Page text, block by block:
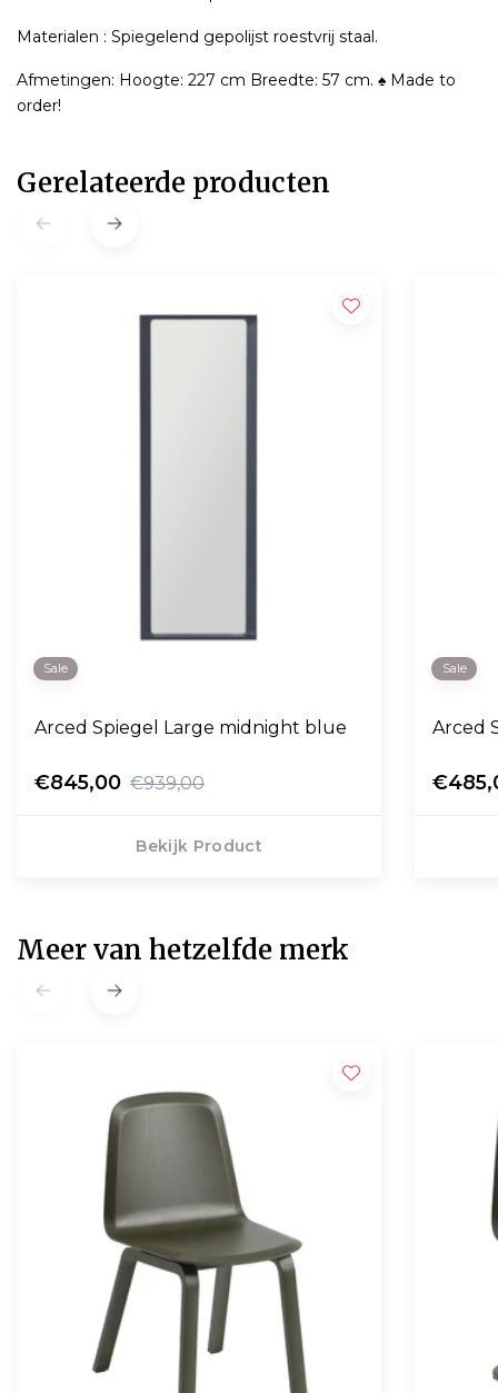
Materialen : Spiegelend gepolijst roestvrij staal.
Afmetingen: Hoogte: 227 cm Breedte: 57 cm. ♠ Made to
order!
Gerelateerde producten
Sale
Arced Spiegel Large midnight blue
€845,00 €939,00
Bekijk Product
Sale
Arced
Meer van hetzelfde merk